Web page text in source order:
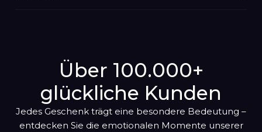
Oktober
November
Dezember
Warenkorb
hinzugefügtÜber 100.000+
glückliche Kunden
Jedes Geschenk trägt eine besondere Bedeutung –
entdecken Sie die emotionalen Momente unserer